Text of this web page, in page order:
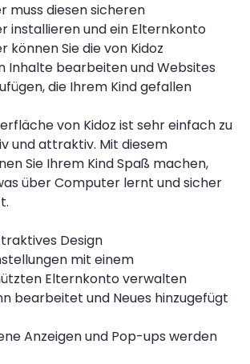
muss diesen sicheren
installieren und ein Elternkonto
können Sie die von Kidoz
Inhalte bearbeiten und Websites
die Ihrem Kind gefallen
von Kidoz ist sehr einfach zu
und attraktiv. Mit diesem
Sie Ihrem Kind Spaß machen,
über Computer lernt und sicher
Design
mit einem
Elternkonto verwalten
bearbeitet und Neues hinzugefügt
Anzeigen und Pop-ups werden